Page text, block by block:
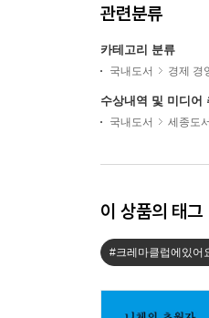
관련분류
카테고리 분류
국내도서 경제 경
수상내역 및 미디어
국내도서 세종도서
이 상품의 태그
#크레마클럽에있어